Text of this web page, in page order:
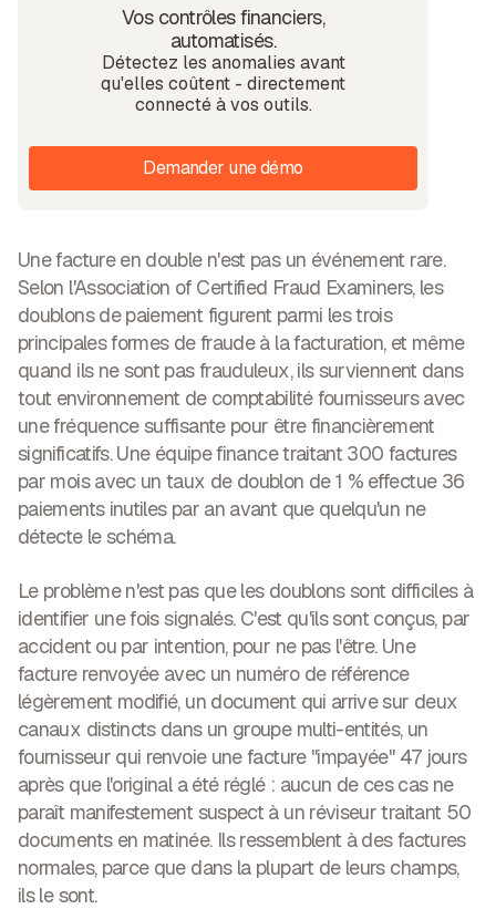
Vos contrôles financiers,
automatisés.
Détectez les anomalies avant
qu'elles coûtent - directement
connecté à vos outils.
Demander une démo
Une facture en double n'est pas un événement rare.
Selon l'Association of Certified Fraud Examiners, les
doublons de paiement figurent parmi les trois
principales formes de fraude à la facturation, et même
quand ils ne sont pas frauduleux, ils surviennent dans
tout environnement de comptabilité fournisseurs avec
une fréquence suffisante pour être financièrement
significatifs. Une équipe finance traitant 300 factures
par mois avec untaux de doublon de 1 % effectue 36
paiements inutiles par an avant que quelqu'un ne
détecte le schéma.
Le problème n'est pas que les doublons sont difficiles à
identifier une fois signalés. C'est qu'ils sont conçus, par
accident ou par intention, pour ne pas l'être. Une
facture renvoyée avec un numéro de référence
légèrement modifié, un document qui arrive sur deux
canaux distincts dans un groupe multi-entités, un
fournisseur qui renvoie une facture "impayée" 47 jours
après que l'original a été réglé : aucun de ces cas ne
paraît manifestement suspect à un réviseur traitant 50
documents en matinée. Ils ressemblent à des factures
normales, parce que dans la plupart de leurs champs,
ils le sont.